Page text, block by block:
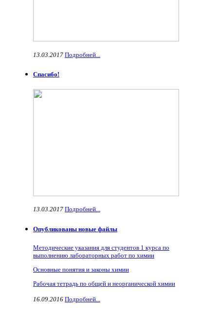
13.03.2017 Подробней...
Спасибо!
13.03.2017 Подробней...
Опубликованы новые файлы
Методические указания для студентов 1 курса по
выполнению лабораторных работ по химии
Основные понятия и законы химии
Рабочая тетрадь по общей и неорганической химии
16.09.2016 Подробней...